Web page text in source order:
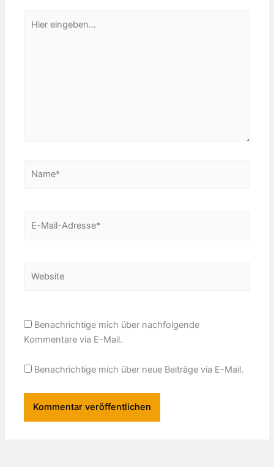
eingeben…
Mail-
Benachrichtige mich über nachfolgende
Kommentare via E-Mail.
Benachrichtige mich über neue Beiträge via E-Mail.